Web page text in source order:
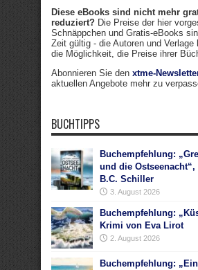
Diese eBooks sind nicht mehr
reduziert? Die Preise der hier
Schnäppchen und Gratis-eBooks
Zeit gültig - die Autoren und Verlage
die Möglichkeit, die Preise ihrer
Abonnieren Sie den xtme-
aktuellen Angebote mehr zu
BUCHTIPPS
Buchempfehlung:
und die
B.C. Schiller
3. August 2026
Buchempfehlung:
Krimi von Eva Lirot
2. August 2026
Buchempfehlung: